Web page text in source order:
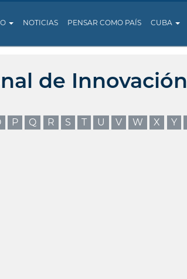
NOTICIAS PENSAR COMO PAÍS CUBA
de Innovación
P Q R S T U V W X Y